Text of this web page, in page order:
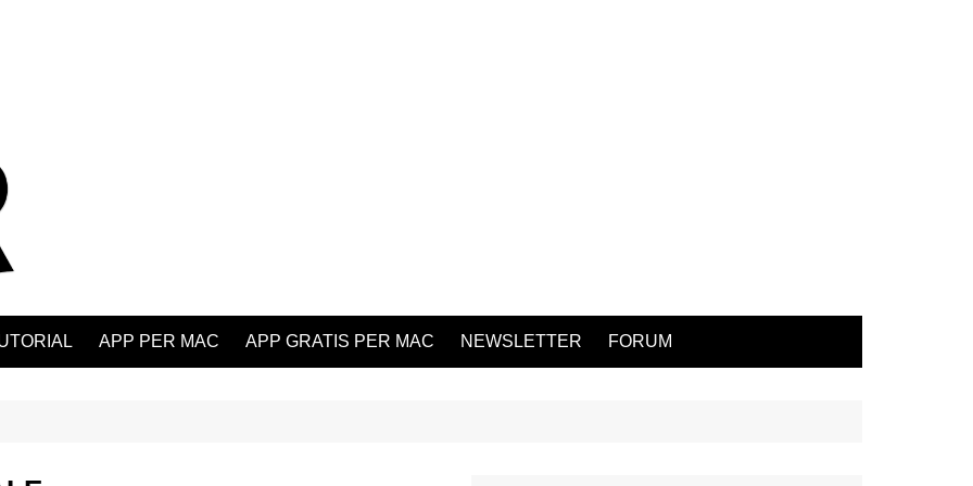
APP PER MAC APP GRATIS PER MAC NEWSLETTER FORUM